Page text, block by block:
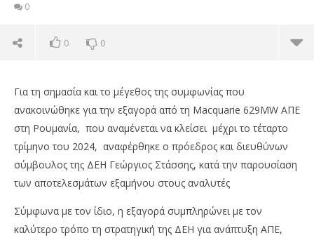
0
0 0
Για τη σημασία και το μέγεθος της συμφωνίας που
ανακοινώθηκε για την εξαγορά από τη Macquarie 629MW ΑΠΕ
στη Ρουμανία, που αναμένεται να κλείσει μέχρι το τέταρτο
τρίμηνο του 2024, αναφέρθηκε ο πρόεδρος και διευθύνων
σύμβουλος της ΔΕΗ Γεώργιος Στάσσης, κατά την παρουσίαση
των αποτελεσμάτων εξαμήνου στους αναλυτές
Σύμφωνα με τον ίδιο, η εξαγορά συμπληρώνει με τον
καλύτερο τρόπο τη στρατηγική της ΔΕΗ για ανάπτυξη ΑΠΕ,